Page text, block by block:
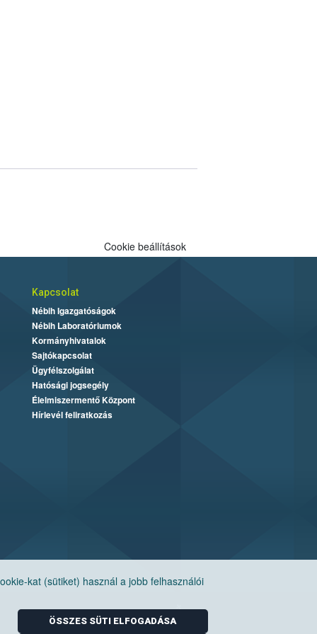
kat (sütiket) használ a jobb felhasználói
ÖSSZES SÜTI ELFOGADÁSA
Cookie beállítások
Kapcsolat
Nébih Igazgatóságok
Nébih Laboratóriumok
Kormányhivatalok
Sajtókapcsolat
Ügyfélszolgálat
Hatósági jogsegély
Élelmiszermentő Központ
Hírlevél feliratkozás